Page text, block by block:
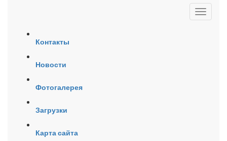
Контакты
Новости
Фотогалерея
Загрузки
Карта сайта